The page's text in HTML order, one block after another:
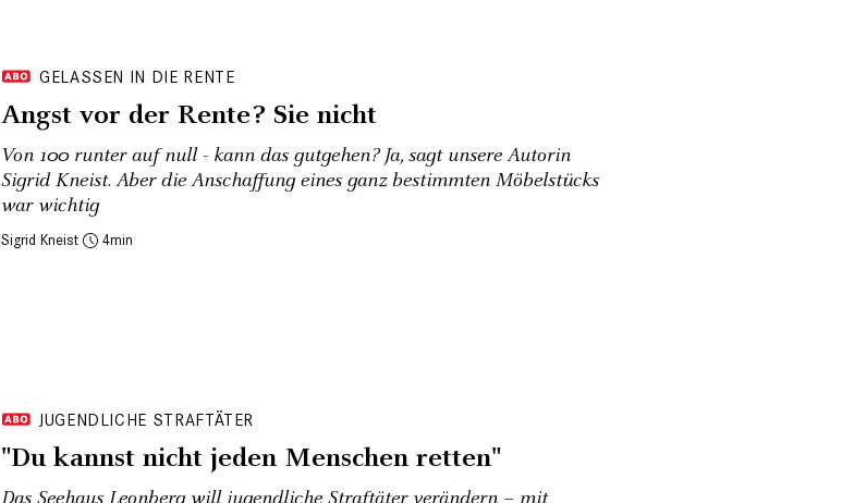
GELASSEN IN DIE RENTE
Angst vor der Rente? Sie nicht
Von 100 runter auf null - kann das gutgehen? Ja, sagt unsere Autorin
Sigrid Kneist. Aber die Anschaffung eines ganz bestimmten Möbelstücks
war wichtig
Sigrid Kneist 4
JUGENDLICHE STRAFTÄTER
"Du kannst nicht jeden Menschen retten"